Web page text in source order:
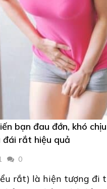
bạn đau đớn, khó
đái rắt hiệu quả
0
rắt) là hiện tượng đi